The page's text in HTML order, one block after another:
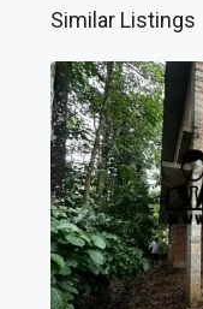
Similar Listings